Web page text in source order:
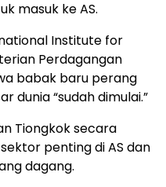
masuk ke AS.
Institute for
Perdagangan
babak baru perang
dunia “sudah dimulai.”
Tiongkok secara
penting di AS dan
dagang.